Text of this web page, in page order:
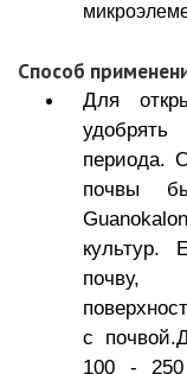
Способ
Для
периода.
почвы
культур.
почву,
с
100 - 250